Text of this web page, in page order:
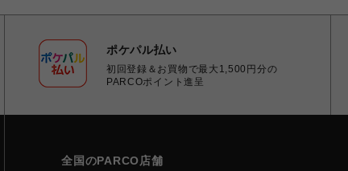
ポケパル払い
初回登録＆お買物で最大1,500円分の
PARCOポイント進呈
全国のPARCO店舗